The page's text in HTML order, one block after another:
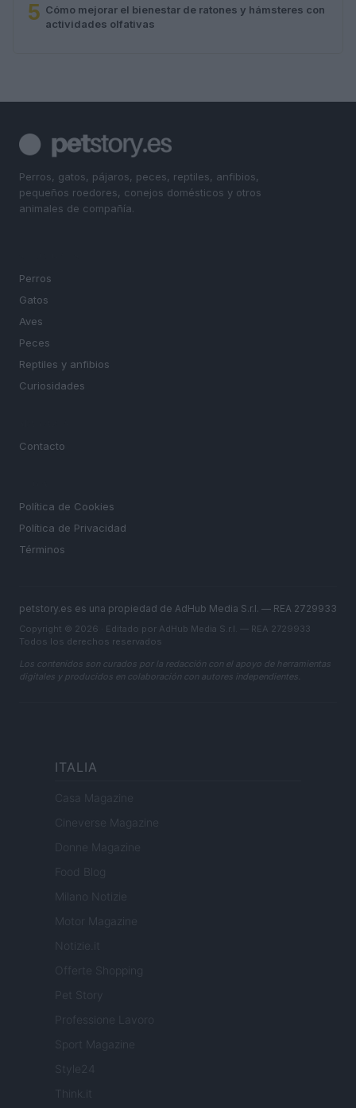
5 Cómo mejorar el bienestar de ratones y hámsteres con
actividades olfativas
Perros, gatos, pájaros, peces, reptiles, anfibios,
pequeños roedores, conejos domésticos y otros
animales de compañía.
Perros
Gatos
Aves
Peces
Reptiles y anfibios
Curiosidades
Contacto
Política de Cookies
Política de Privacidad
Términos
petstory.es es una propiedad de AdHub Media S.r.l. — REA 2729933
Copyright © 2026 · Editado por AdHub Media S.r.l. — REA 2729933
Todos los derechos reservados
Los contenidos son curados por la redacción con el apoyo de herramientas
digitales y producidos en colaboración con autores independientes.
ITALIA
Casa Magazine
Cineverse Magazine
Donne Magazine
Food Blog
Milano Notizie
Motor Magazine
Notizie.it
Offerte Shopping
Professione Lavoro
Sport Magazine
Style24
Think.it